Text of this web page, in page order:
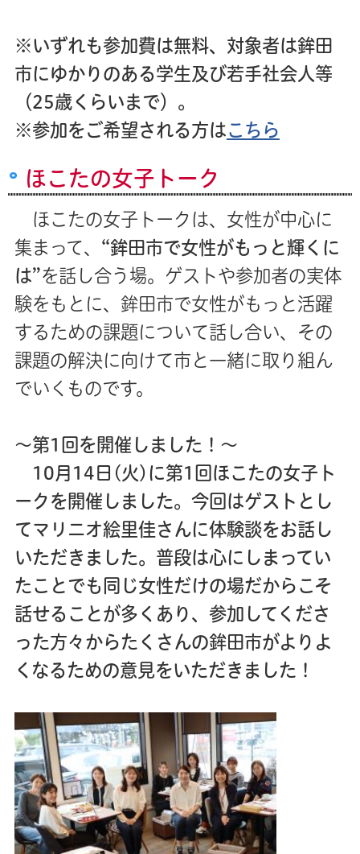
※いずれも参加費は無料、対象者は鉾田
市にゆかりのある学生及び若手社会人等
（25歳くらいまで）。
※参加をご希望される方はこちら
ほこたの女子トーク
ほこたの女子トークは、女性が中心に
集まって、 “鉾田市で女性がもっと輝くに
は”を話し合う場。ゲストや参加者の実体
験をもとに、鉾田市で女性がもっと活躍
するための課題について話し合い、その
課題の解決に向けて市と一緒に取り組ん
でいくものです。
～第1回を開催しました！～
10月14日(火)に第1回ほこたの女子ト
ークを開催しました。今回はゲストとし
てマリニオ絵里佳さんに体験談をお話し
いただきました。普段は心にしまってい
たことでも同じ女性だけの場だからこそ
話せることが多くあり、参加してくださ
った方々からたくさんの鉾田市がよりよ
くなるための意見をいただきました！